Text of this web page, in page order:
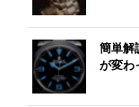
簡単解
が変わ